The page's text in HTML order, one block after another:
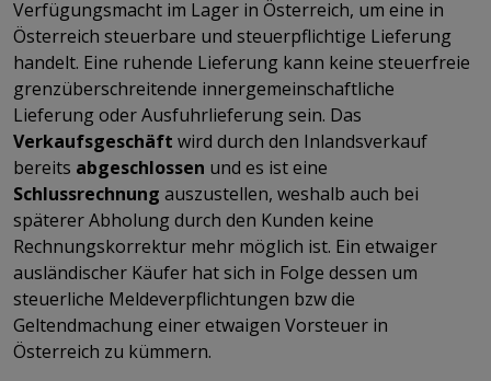
Verfügungsmacht im Lager in Österreich, um eine in
Österreich steuerbare und steuerpflichtige Lieferung
handelt. Eine ruhende Lieferung kann keine steuerfreie
grenzüberschreitende innergemeinschaftliche
Lieferung oder Ausfuhrlieferung sein. Das
Verkaufsgeschäft wird durch den Inlandsverkauf
bereits abgeschlossen und es ist eine
Schlussrechnung auszustellen, weshalb auch bei
späterer Abholung durch den Kunden keine
Rechnungskorrektur mehr möglich ist. Ein etwaiger
ausländischer Käufer hat sich in Folge dessen um
steuerliche Meldeverpflichtungen bzw die
Geltendmachung einer etwaigen Vorsteuer in
Österreich zu kümmern.